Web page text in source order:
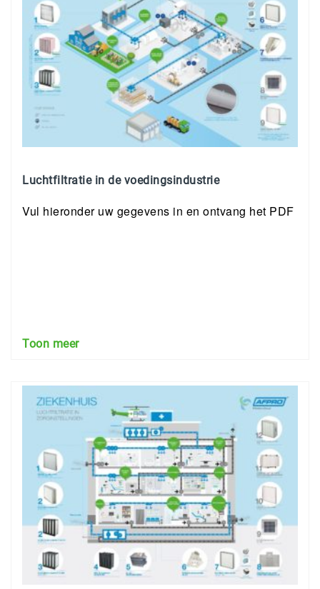
Luchtfiltratie in de voedingsindustrie
Vul hieronder uw gegevens in en ontvang het PDF
Toon meer